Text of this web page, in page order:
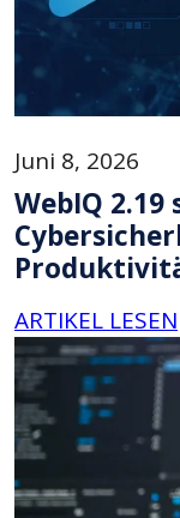
Juni 8, 2026
WebIQ
ARTIKEL LESEN